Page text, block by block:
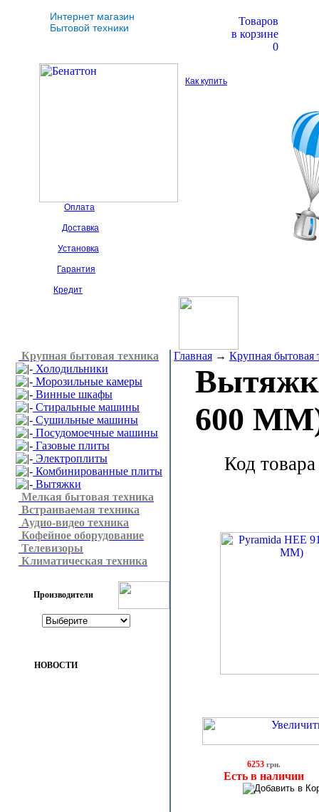
Интернет магазин
Бытовой техники
Товаров
в корзине
0
Как купить
Оплата
Доставка
Установка
Гарантия
Кредит
Крупная бытовая техника
Холодильники
Морозильные камеры
Винные шкафы
Стиральные машины
Сушильные машины
Посудомоечные машины
Газовые плиты
Электроплиты
Комбинированные плиты
Вытяжки
Мелкая бытовая техника
Встраиваемая техника
Аудио-видео техника
Кофейное оборудование
Телевизоры
Климатическая техника
Производители
НОВОСТИ
Главная → Крупная бытовая
600
Код
6253 грн.
Есть в наличии